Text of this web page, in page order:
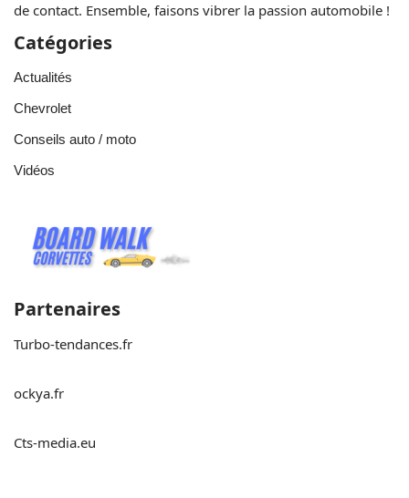
de contact. Ensemble, faisons vibrer la passion automobile !
Catégories
Actualités
Chevrolet
Conseils auto / moto
Vidéos
Partenaires
Turbo-tendances.fr
ockya.fr
Cts-media.eu